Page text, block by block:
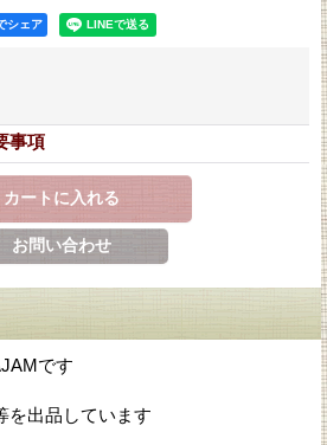
シェア
事項
です
を出品しています